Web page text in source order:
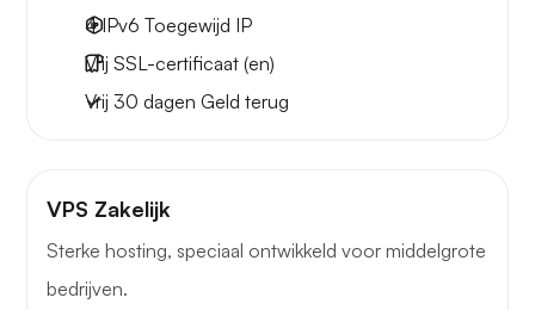
4 IPv6 Toegewijd IP
Vrij SSL-certificaat (en)
Vrij 30 dagen Geld terug
VPS Zakelijk
Sterke hosting, speciaal ontwikkeld voor middelgrote
bedrijven.